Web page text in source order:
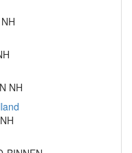
NH